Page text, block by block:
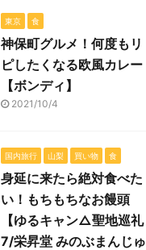
東京 食
神保町グルメ！何度もリ
ピしたくなる欧風カレー
【ボンディ】
2021/10/4
国内旅行 山梨 買い物 食
身延に来たら絶対食べた
い！もちもちなお饅頭
【ゆるキャン△聖地巡礼
7/栄昇堂 みのぶまんじゅ